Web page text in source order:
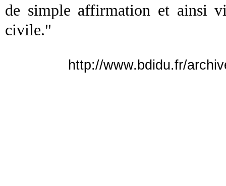
de simple affirmation et ainsi
civile."
http://www.bdidu.fr/